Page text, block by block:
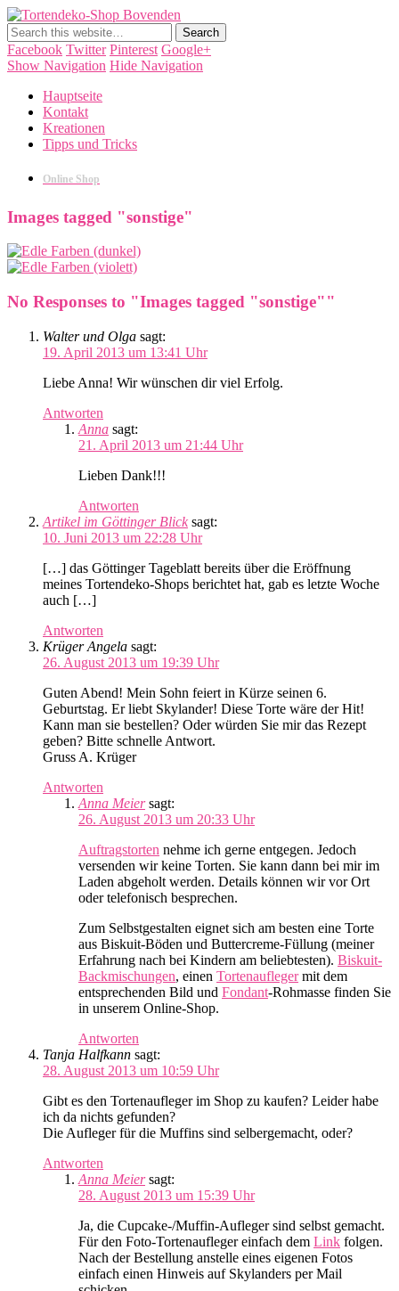
Tortendekorationen, Cake Pops, Macarons, Back-Workshops
Facebook Twitter Pinterest Google+
Show Navigation Hide Navigation
Hauptseite
Kontakt
Kreationen
Tipps und Tricks
Online Shop
Images tagged "sonstige"
No Responses to "Images tagged "sonstige""
Walter und Olga sagt:
19. April 2013 um 13:41 Uhr
Liebe Anna! Wir wünschen dir viel Erfolg.
Antworten
Anna sagt:
21. April 2013 um 21:44 Uhr
Lieben Dank!!!
Antworten
Artikel im Göttinger Blick sagt:
10. Juni 2013 um 22:28 Uhr
[…] das Göttinger Tageblatt bereits über die Eröffnung
meines Tortendeko-Shops berichtet hat, gab es letzte Woche
auch […]
Antworten
Krüger Angela sagt:
26. August 2013 um 19:39 Uhr
Guten Abend! Mein Sohn feiert in Kürze seinen 6.
Geburtstag. Er liebt Skylander! Diese Torte wäre der Hit!
Kann man sie bestellen? Oder würden Sie mir das Rezept
geben? Bitte schnelle Antwort.
Gruss A. Krüger
Antworten
Anna Meier sagt:
26. August 2013 um 20:33 Uhr
Auftragstorten nehme ich gerne entgegen. Jedoch
versenden wir keine Torten. Sie kann dann bei mir im
Laden abgeholt werden. Details können wir vor Ort
oder telefonisch besprechen.
Zum Selbstgestalten eignet sich am besten eine Torte
aus Biskuit-Böden und Buttercreme-Füllung (meiner
Erfahrung nach bei Kindern am beliebtesten). Biskuit-
Backmischungen, einen Tortenauflegermit dem
entsprechenden Bild und Fondant-Rohmasse finden Sie
in unserem Online-Shop.
Antworten
Tanja Halfkann sagt:
28. August 2013 um 10:59 Uhr
Gibt es den Tortenaufleger im Shop zu kaufen? Leider habe
ich da nichts gefunden?
Die Aufleger für die Muffins sind selbergemacht, oder?
Antworten
Anna Meier sagt:
28. August 2013 um 15:39 Uhr
Ja, die Cupcake-/Muffin-Aufleger sind selbst gemacht.
Für den Foto-Tortenaufleger einfach dem Link folgen.
Nach der Bestellung anstelle eines eigenen Fotos
einfach einen Hinweis auf Skylanders per Mail